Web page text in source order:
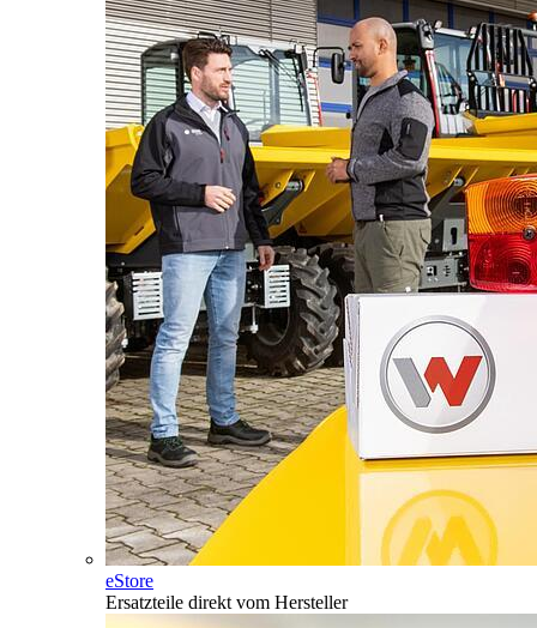
eStore
Ersatzteile direkt vom Hersteller